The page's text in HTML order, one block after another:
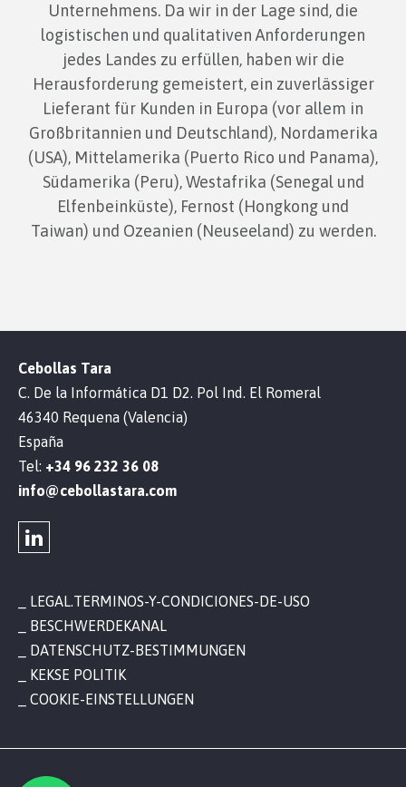
Unternehmens. Da wir in der Lage sind, die
logistischen und qualitativen Anforderungen
jedes Landes zu erfüllen, haben wir die
Herausforderung gemeistert, ein zuverlässiger
Lieferant für Kunden in Europa (vor allem in
Großbritannien und Deutschland), Nordamerika
(USA), Mittelamerika (Puerto Rico und Panama),
Südamerika (Peru), Westafrika (Senegal und
Elfenbeinküste), Fernost (Hongkong und
Taiwan) und Ozeanien (Neuseeland) zu werden.
Cebollas Tara
C. De la Informática D1 D2. Pol Ind. El Romeral
46340 Requena (Valencia)
España
Tel: +34 96 232 36 08
info@cebollastara.com
LEGAL.TERMINOS-Y-CONDICIONES-DE-USO
BESCHWERDEKANAL
DATENSCHUTZ-BESTIMMUNGEN
KEKSE POLITIK
COOKIE-EINSTELLUNGEN